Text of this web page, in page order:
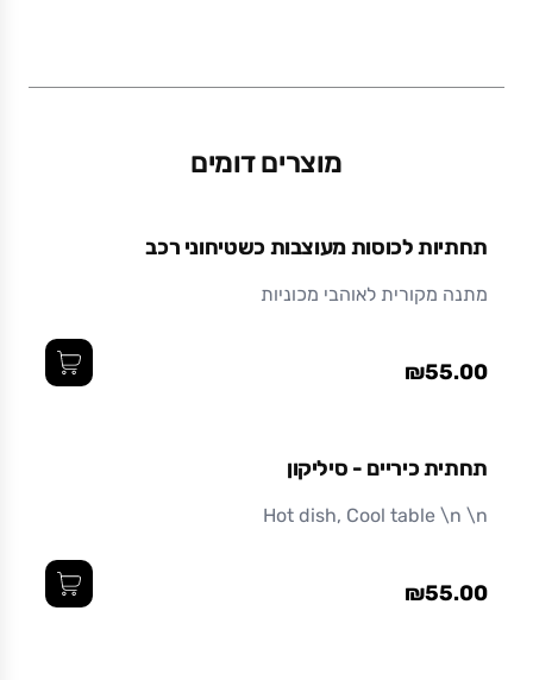
משקל (גרם)
חומר
מוצרים דומים
תחתיות לכוסות מעוצבות כשטיחוני רכב
מתנה מקורית לאוהבי מכוניות
₪55.00
תחתית כיריים - סיליקון
Hot dish, Cool table \n \n
₪55.00